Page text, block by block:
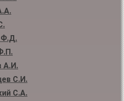
Ф.Д.
А.И.
С.И.
С.А.